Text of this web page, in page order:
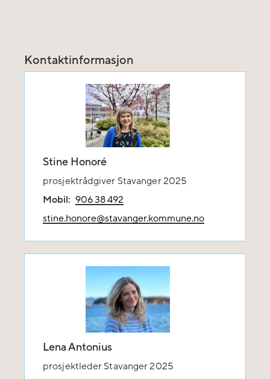
Kontaktinformasjon
Stine Honoré
prosjektrådgiver Stavanger 2025
Mobil: 906 38 492
stine.honore@stavanger.kommune.no
Lena Antonius
prosjektleder Stavanger 2025